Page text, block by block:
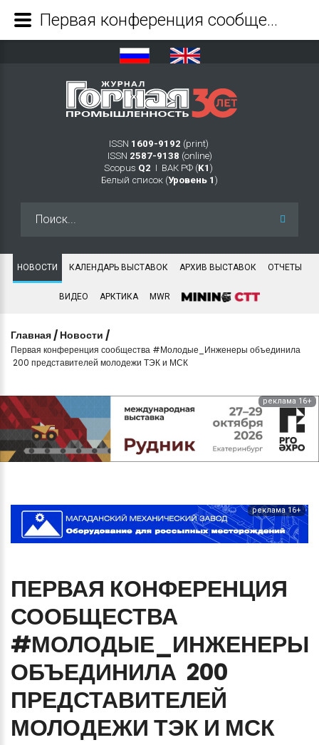
ISSN 1609-9192 (print)
ISSN 2587-9138 (online)
Scopus Q2 Ι ВАК РФ (K1 )
Белый список (Уровень 1 )
НОВОСТИ КАЛЕНДАРЬ ВЫСТАВОК АРХИВ ВЫСТАВОК ОТЧЕТЫ
ВИДЕО АРКТИКА MWR
Главная / Новости /
Первая конференция сообщества #Молодые_Инженеры объединила
200 представителей молодежи ТЭК и МСК
реклама 16+
реклама 16+
ПЕРВАЯ КОНФЕРЕНЦИЯ
СООБЩЕСТВА
#МОЛОДЫЕ_ИНЖЕНЕРЫ
ОБЪЕДИНИЛА 200
ПРЕДСТАВИТЕЛЕЙ
МОЛОДЕЖИ ТЭК И МСК
Первая конференция сообщества #Молодые_Инженеры объединила 200 представителей молодежи ТЭК и МСК - Журнал Горная промышленность